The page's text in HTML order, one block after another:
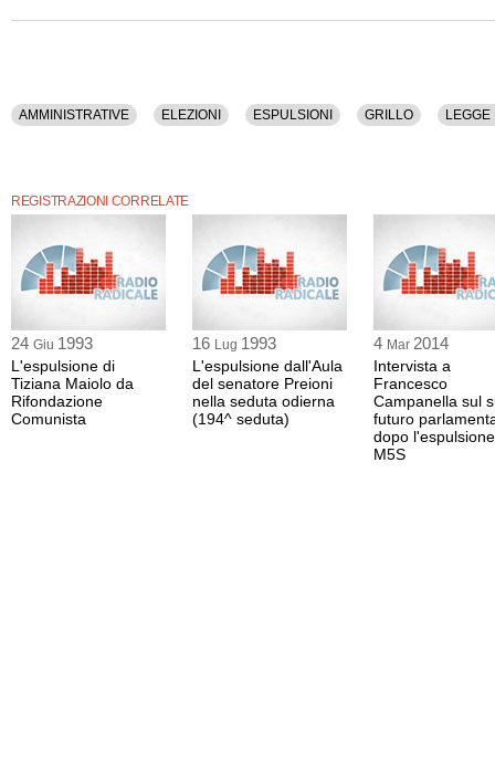
AMMINISTRATIVE ELEZIONI ESPULSIONI GRILLO
REGISTRAZIONI CORRELATE
24 Giu 1993
L'espulsione di
Tiziana Maiolo da
Rifondazione
Comunista
16 Lug 1993
L'espulsione dall'Aula
del senatore Preioni
nella seduta odierna
(194^ seduta)
4 Mar 2014
Intervista a
Francesco
Campanella sul
futuro
dopo
M5S